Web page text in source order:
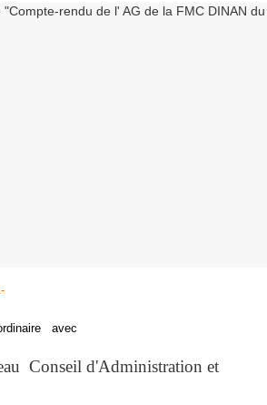
avec
Conseil d'Administration et